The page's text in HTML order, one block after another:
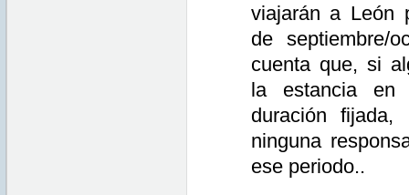
viajarán a León
de septiembre/
cuenta que, si
la estancia
duración
ninguna
ese periodo..